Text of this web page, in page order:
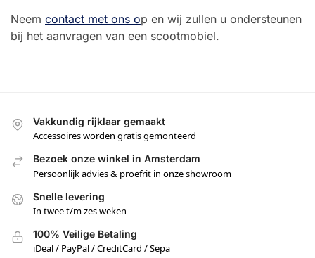
Neem contact met ons op en wij zullen u ondersteunen
bij het aanvragen van een scootmobiel.
Vakkundig rijklaar gemaakt
Accessoires worden gratis gemonteerd
Bezoek onze winkel in Amsterdam
Persoonlijk advies & proefrit in onze showroom
Snelle levering
In twee t/m zes weken
100% Veilige Betaling
iDeal / PayPal / CreditCard / Sepa